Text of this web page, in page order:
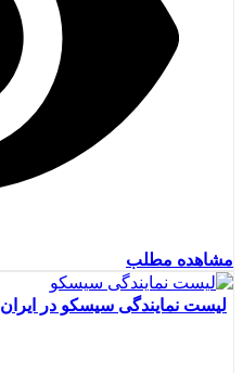
مشاهده مطلب
لیست نمایندگی سیسکو در ایران